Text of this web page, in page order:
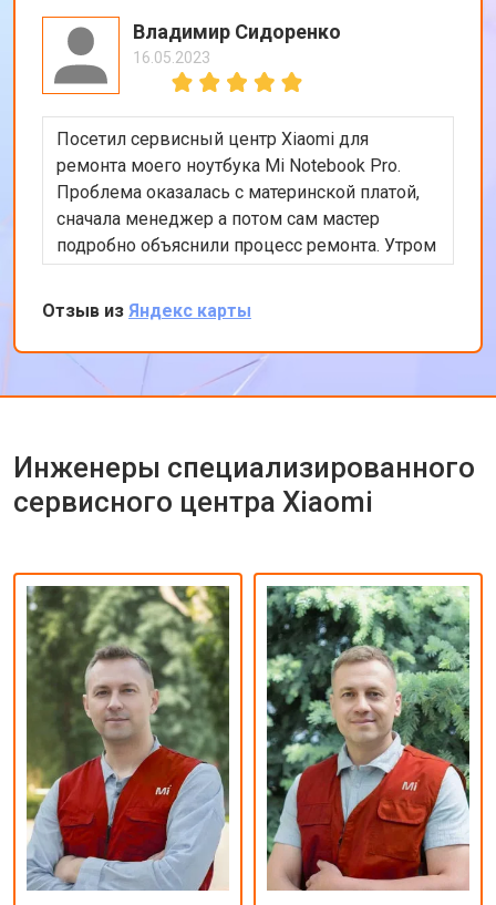
Владимир Сидоренко
16.05.2023
Посетил сервисный центр Xiaomi для
ремонта моего ноутбука Mi Notebook Pro.
Проблема оказалась с материнской платой,
сначала менеджер а потом сам мастер
подробно объяснили процесс ремонта. Утром
оставил заявку, в обед курьер приехал и к
вечеру ноутбук был готов-очень быстро.
Впечатлен оперативностью и качеством
ремонта.
Отзыв из Яндекс карты
Инженеры специализированного
сервисного центра Xiaomi